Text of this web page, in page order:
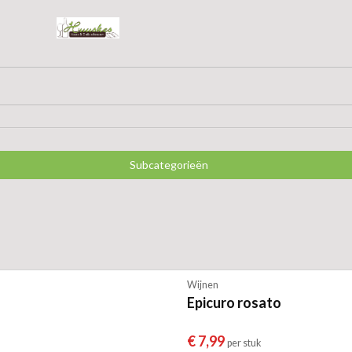
Subcategorieën
Wijnen
Epicuro rosato
€ 7,99 per stuk